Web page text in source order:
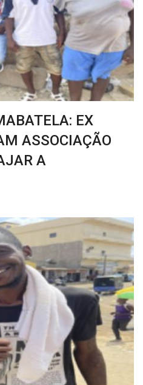
EX
ASSOCIAÇÃO
A